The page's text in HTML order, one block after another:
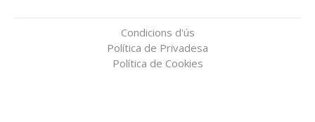
Condicions d'ús
Política de Privadesa
Política de Cookies